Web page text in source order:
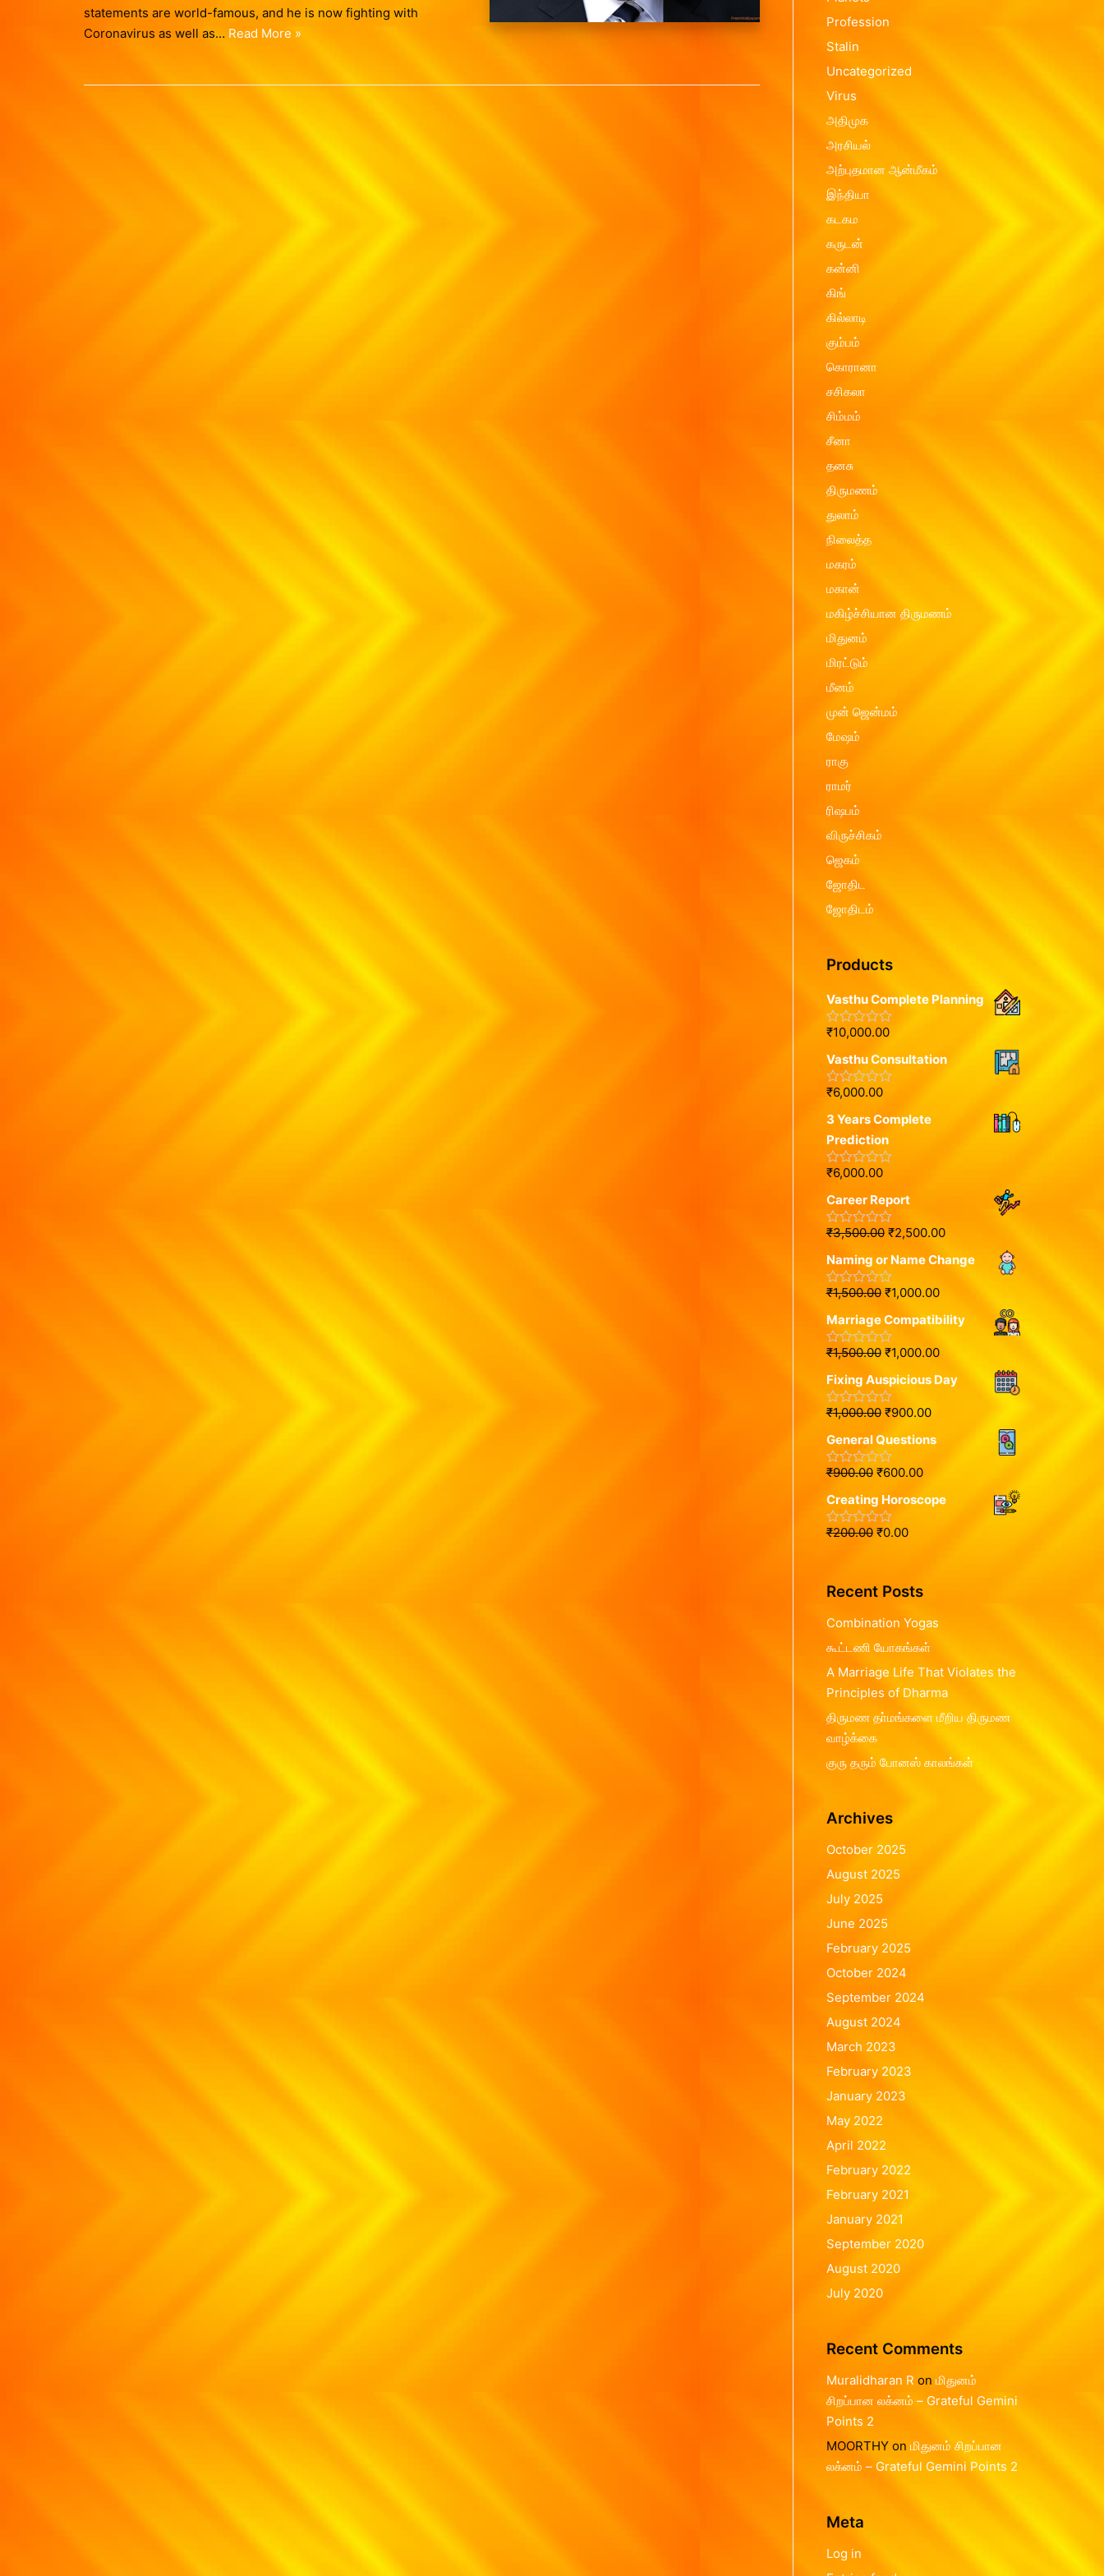
Vasthu Complete Planning
statements are world-famous, and he is now fighting with
Coronavirus as well as… Read More »
Profession
Stalin
Uncategorized
Virus
அதிமுக
அரசியல்
அற்புதமான ஆன்மீகம்
இந்தியா
கடகம
கருடன்
கன்னி
கிங்
கில்லாடி
கும்பம்
கொரானா
சசிகலா
சிம்மம்
சீனா
தனசு
திருமணம்
துலாம்
நிலைத்த
மகரம்
மகான்
மகிழ்ச்சியான திருமணம்
மிதுனம்
மிரட்டும்
மீனம்
முன் ஜென்மம்
மேஷம்
ராகு
ராமர்
ரிஷபம்
விருச்சிகம்
ஜெகம்
ஜோதிட
ஜோதிடம்
Products
Vasthu Complete Planning
R
t
e
d
0
u
t
o
f
5
₹10,000.00
Vasthu Consultation
R
t
d
0
o
u
t
o
f
5
₹6,000.00
3 Years Complete
Prediction
R
t
e
d
0
u
t
o
f
₹6,000.00
Career Report
R
t
e
d
0
u
t
o
f
₹3,500.00 ₹2,500.00
Naming or Name Change
R
t
e
d
0
u
t
o
f
₹1,500.00 ₹1,000.00
Marriage Compatibility
R
t
e
d
0
u
t
o
f
₹1,500.00 ₹1,000.00
Fixing Auspicious Day
R
t
e
d
0
u
t
o
f
₹1,000.00 ₹900.00
General Questions
R
t
e
d
0
o
f
₹900.00 ₹600.00
Creating Horoscope
R
d
0
u
o
5
₹200.00 ₹0.00
Recent Posts
Combination Yogas
கூட்டணி யோகங்கள்
A Marriage Life That Violates the
Principles of Dharma
திருமண தா்மங்களை மீறிய திருமண
வாழ்க்கை
குரு தரும் போனஸ் காலங்கள்
Archives
October 2025
August 2025
July 2025
June 2025
February 2025
October 2024
September 2024
August 2024
March 2023
February 2023
January 2023
May 2022
April 2022
February 2022
February 2021
January 2021
September 2020
August 2020
July 2020
Recent Comments
Muralidharan R on மிதுனம்
சிறப்பான லக்னம் – Grateful Gemini
Points 2
MOORTHYon மிதுனம் சிறப்பான
லக்னம் – Grateful Gemini Points 2
Meta
Log in